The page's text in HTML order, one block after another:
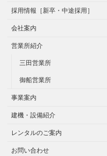
採用情報［新卒・中途採用］
会社案内
営業所紹介
三田営業所
御船営業所
事業案内
建機・設備紹介
レンタルのご案内
お問い合わせ